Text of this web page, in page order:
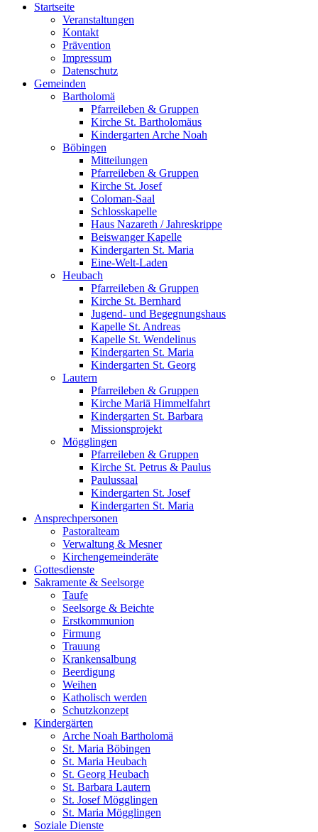
Startseite
Veranstaltungen
Kontakt
Prävention
Impressum
Datenschutz
Gemeinden
Bartholomä
Pfarreileben & Gruppen
Kirche St. Bartholomäus
Kindergarten Arche Noah
Böbingen
Mitteilungen
Pfarreileben & Gruppen
Kirche St. Josef
Coloman-Saal
Schlosskapelle
Haus Nazareth / Jahreskrippe
Beiswanger Kapelle
Kindergarten St. Maria
Eine-Welt-Laden
Heubach
Pfarreileben & Gruppen
Kirche St. Bernhard
Jugend- und Begegnungshaus
Kapelle St. Andreas
Kapelle St. Wendelinus
Kindergarten St. Maria
Kindergarten St. Georg
Lautern
Pfarreileben & Gruppen
Kirche Mariä Himmelfahrt
Kindergarten St. Barbara
Missionsprojekt
Mögglingen
Pfarreileben & Gruppen
Kirche St. Petrus & Paulus
Paulussaal
Kindergarten St. Josef
Kindergarten St. Maria
Ansprechpersonen
Pastoralteam
Verwaltung & Mesner
Kirchengemeinderäte
Gottesdienste
Sakramente & Seelsorge
Taufe
Seelsorge & Beichte
Erstkommunion
Firmung
Trauung
Krankensalbung
Beerdigung
Weihen
Katholisch werden
Schutzkonzept
Kindergärten
Arche Noah Bartholomä
St. Maria Böbingen
St. Maria Heubach
St. Georg Heubach
St. Barbara Lautern
St. Josef Mögglingen
St. Maria Mögglingen
Soziale Dienste